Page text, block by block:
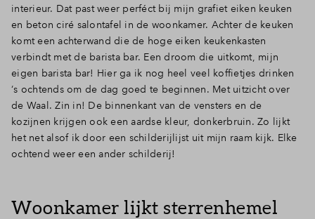
interieur. Dat past weer perféct bij mijn grafiet eiken keuken
en beton ciré salontafel in de woonkamer. Achter de keuken
komt een achterwand die de hoge eiken keukenkasten
verbindt met de barista bar. Een droom die uitkomt, mijn
eigen barista bar! Hier ga ik nog heel veel koffietjes drinken
‘s ochtends om de dag goed te beginnen. Met uitzicht over
de Waal. Zin in! De binnenkant van de vensters en de
kozijnen krijgen ook een aardse kleur, donkerbruin. Zo lijkt
het net alsof ik door een schilderijlijst uit mijn raam kijk. Elke
ochtend weer een ander schilderij!
Woonkamer lijkt sterrenhemel